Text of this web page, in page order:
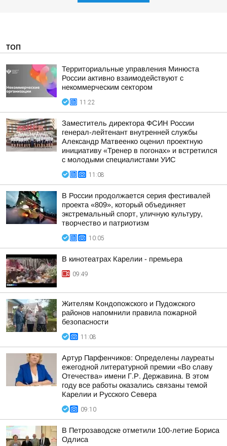
ТОП
Территориальные управления Минюста
России активно взаимодействуют с
некоммерческим сектором
11:22
Заместитель директора ФСИН России
генерал-лейтенант внутренней службы
Александр Матвеенко оценил проектную
инициативу «Тренер в погонах» и встретился
с молодыми специалистами УИС
11:08
В России продолжается серия фестивалей
проекта «809», который объединяет
экстремальный спорт, уличную культуру,
творчество и патриотизм
10:05
В кинотеатрах Карелии - премьера
09:49
Жителям Кондопожского и Пудожского
районов напомнили правила пожарной
безопасности
11:08
Артур Парфенчиков: Определены лауреаты
ежегодной литературной премии «Во славу
Отечества» имени Г.Р. Державина. В этом
году все работы оказались связаны темой
Карелии и Русского Севера
09:10
В Петрозаводске отметили 100-летие Бориса
Одлиса